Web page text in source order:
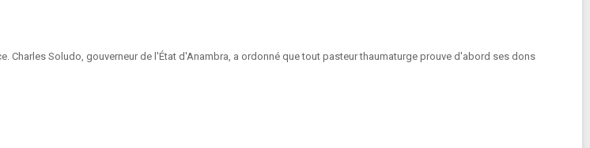
Charles Soludo, gouverneur de l'État d'Anambra, a ordonné que tout pasteur thaumaturge prouve d'abord ses dons